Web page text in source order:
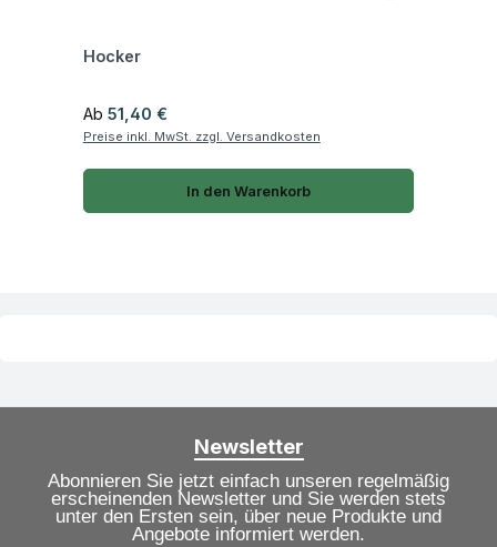
Hocker
Regulärer Preis:
Ab 51,40 €
Preise inkl. MwSt. zzgl. Versandkosten
In den Warenkorb
Newsletter
Abonnieren Sie jetzt einfach unseren regelmäßig
erscheinenden Newsletter und Sie werden stets
unter den Ersten sein, über neue Produkte und
Angebote informiert werden.